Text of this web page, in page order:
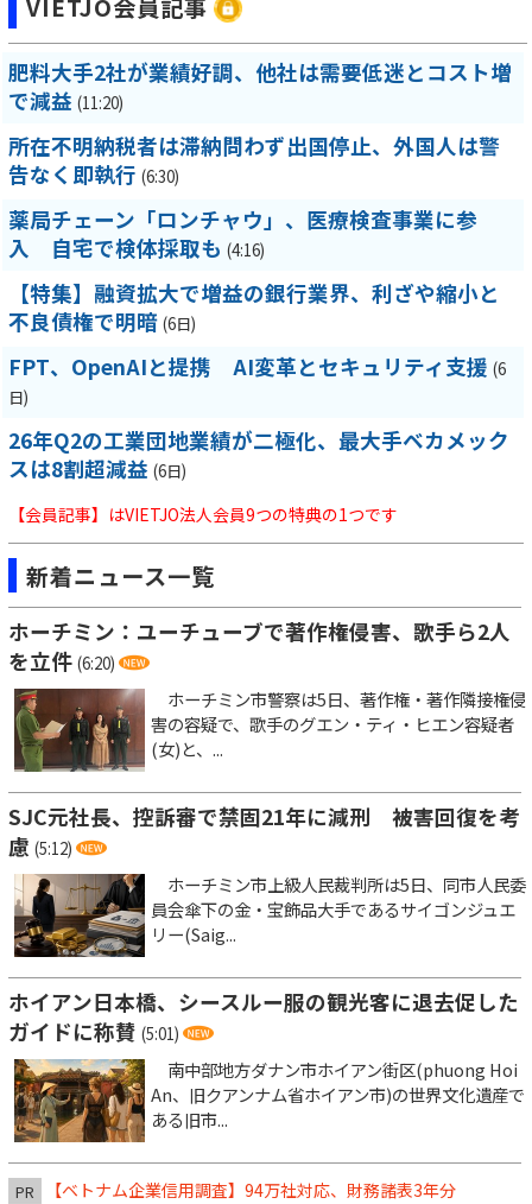
VIETJO会員記事
肥料大手2社が業績好調、他社は需要低迷とコスト増
で減益 (11:20)
所在不明納税者は滞納問わず出国停止、外国人は警
告なく即執行 (6:30)
薬局チェーン「ロンチャウ」、医療検査事業に参
入 自宅で検体採取も (4:16)
【特集】融資拡大で増益の銀行業界、利ざや縮小と
不良債権で明暗 (6日)
FPT、OpenAIと提携 AI変革とセキュリティ支援 (6
日)
26年Q2の工業団地業績が二極化、最大手ベカメック
スは8割超減益 (6日)
【会員記事】はVIETJO法人会員9つの特典の1つです
新着ニュース一覧
ホーチミン：ユーチューブで著作権侵害、歌手ら2人
を立件 (6:20)
ホーチミン市警察は5日、著作権・著作隣接権侵
害の容疑で、歌手のグエン・ティ・ヒエン容疑者
(女)と、...
SJC元社長、控訴審で禁固21年に減刑 被害回復を考
慮 (5:12)
ホーチミン市上級人民裁判所は5日、同市人民委
員会傘下の金・宝飾品大手であるサイゴンジュエ
リー(Saig...
ホイアン日本橋、シースルー服の観光客に退去促した
ガイドに称賛 (5:01)
南中部地方ダナン市ホイアン街区(phuong Hoi
An、旧クアンナム省ホイアン市)の世界文化遺産で
ある旧市...
PR 【ベトナム企業信用調査】94万社対応、財務諸表3年分